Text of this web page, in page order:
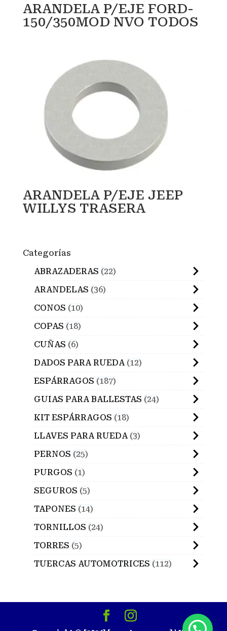
ARANDELA P/EJE FORD-
150/350MOD NVO TODOS
ARANDELA P/EJE JEEP
WILLYS TRASERA
Categorías
ABRAZADERAS 22
ARANDELAS 36
CONOS 10
COPAS 18
CUÑAS 6
DADOS PARA RUEDA 12
ESPÁRRAGOS 187
GUIAS PARA BALLESTAS 24
KIT ESPÁRRAGOS 18
LLAVES PARA RUEDA 3
PERNOS 25
PURGOS 1
SEGUROS 5
TAPONES 14
TORNILLOS 24
TORRES 5
TUERCAS AUTOMOTRICES 112